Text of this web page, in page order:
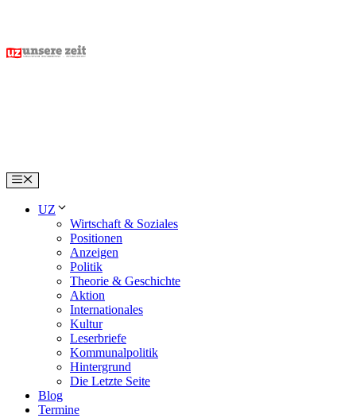
content
Menu
UZ
Wirtschaft & Soziales
Positionen
Anzeigen
Politik
Theorie & Geschichte
Aktion
Internationales
Kultur
Leserbriefe
Kommunalpolitik
Hintergrund
Die Letzte Seite
Blog
Termine